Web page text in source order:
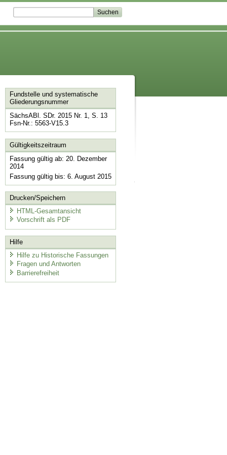
Fundstelle und systematische
Gliederungsnummer
SächsABl. SDr. 2015 Nr. 1, S. 13
Fsn-Nr.: 5563-V15.3
Gültigkeitszeitraum
Fassung gültig ab: 20. Dezember
2014
Fassung gültig bis: 6. August 2015
Drucken/Speichern
HTML-Gesamtansicht
Vorschrift als PDF
Hilfe
Hilfe zu Historische Fassungen
Fragen und Antworten
Barrierefreiheit